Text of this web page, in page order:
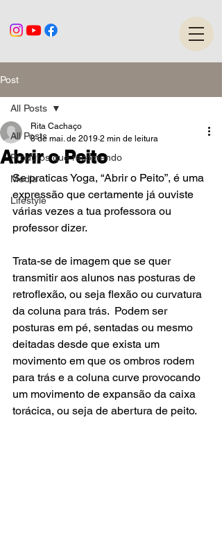
Post
All Posts
Produtos que recomendo
Media
Lifestyle
All Posts
Abrir o Peito
Rita Cachaço
8 de mai. de 2019 2 min de leitura
Se praticas Yoga, “Abrir o Peito”, é uma
expressão que certamente já ouviste
várias vezes a tua professora ou
professor dizer.
Trata-se de imagem que se quer
transmitir aos alunos nas posturas de
retroflexão, ou seja flexão ou curvatura
da coluna para trás.  Podem ser
posturas em pé, sentadas ou mesmo
deitadas desde que exista um
movimento em que os ombros rodem
para trás e a coluna curve provocando
um movimento de expansão da caixa
torácica, ou seja de abertura de peito.